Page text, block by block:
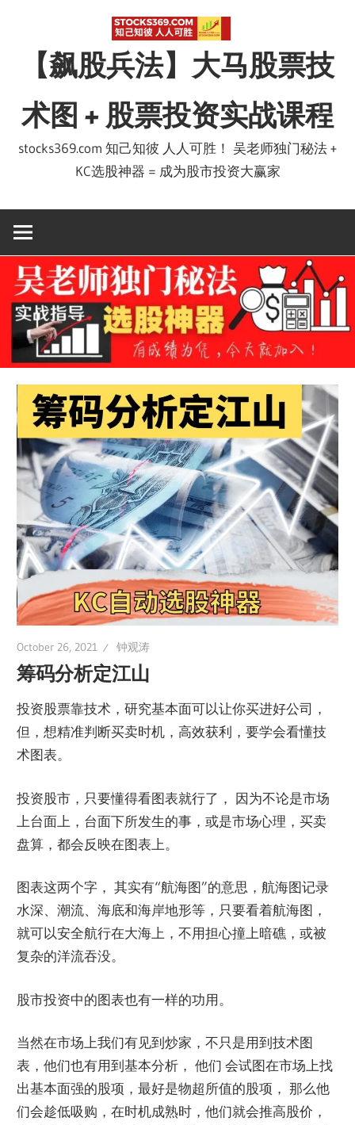
【飙股兵法】大马股票技
术图 + 股票投资实战课程
stocks369.com 知己知彼 人人可胜！ 吴老师独门秘法 +
KC选股神器 = 成为股市投资大赢家
October 26, 2021 钟观涛
筹码分析定江山
投资股票靠技术，研究基本面可以让你买进好公司，
但，想精准判断买卖时机，高效获利，要学会看懂技
术图表。
投资股市，只要懂得看图表就行了， 因为不论是市场
上台面上，台面下所发生的事，或是市场心理，买卖
盘算，都会反映在图表上。
图表这两个字， 其实有“航海图”的意思，航海图记录
水深、潮流、海底和海岸地形等，只要看着航海图，
就可以安全航行在大海上，不用担心撞上暗礁，或被
复杂的洋流吞没。
股市投资中的图表也有一样的功用。
当然在市场上我们有见到炒家，不只是用到技术图
表，他们也有用到基本分析， 他们 会试图在市场上找
出基本面强的股项，最好是物超所值的股项， 那么他
们会趁低吸购，在时机成熟时，他们就会推高股价，